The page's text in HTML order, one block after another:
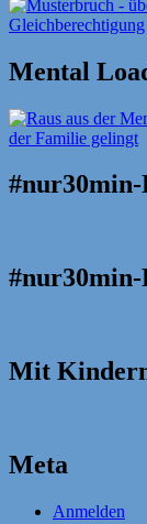
Mental
#nur30min-
#nur30min-
Mit
Meta
Anmelden